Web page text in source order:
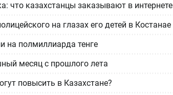
что казахстанцы заказывают в интернете
на глазах его детей в Костанае
на полмиллиарда тенге
месяц с прошлого лета
повысить в Казахстане?